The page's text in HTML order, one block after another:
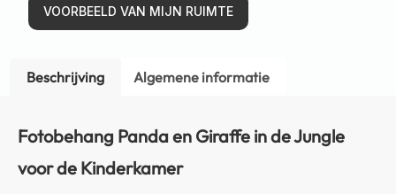
VOORBEELD VAN MIJN RUIMTE
Beschrijving Algemene informatie
Fotobehang Panda en Giraffe in de Jungle
voor de Kinderkamer